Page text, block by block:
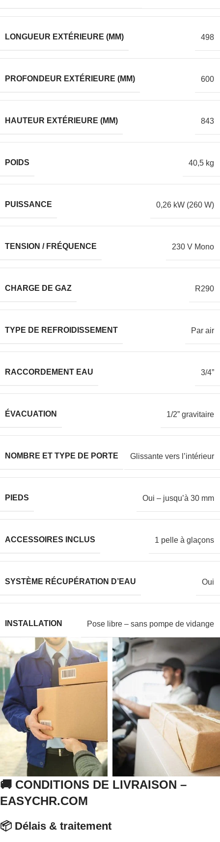
LONGUEUR EXTÉRIEURE (MM) 498
PROFONDEUR EXTÉRIEURE (MM) 600
HAUTEUR EXTÉRIEURE (MM) 843
POIDS 40,5 kg
PUISSANCE 0,26 kW (260 W)
TENSION / FRÉQUENCE 230 V Mono
CHARGE DE GAZ R290
TYPE DE REFROIDISSEMENT Par air
RACCORDEMENT EAU 3/4”
ÉVACUATION 1/2” gravitaire
NOMBRE ET TYPE DE PORTE Glissante vers l’intérieur
PIEDS Oui – jusqu’à 30 mm
ACCESSOIRES INCLUS 1 pelle à glaçons
SYSTÈME RÉCUPÉRATION D’EAU Oui
INSTALLATION Pose libre – sans pompe de vidange
🚚 CONDITIONS DE LIVRAISON –
EASYCHR.COM
📦 Délais & traitement